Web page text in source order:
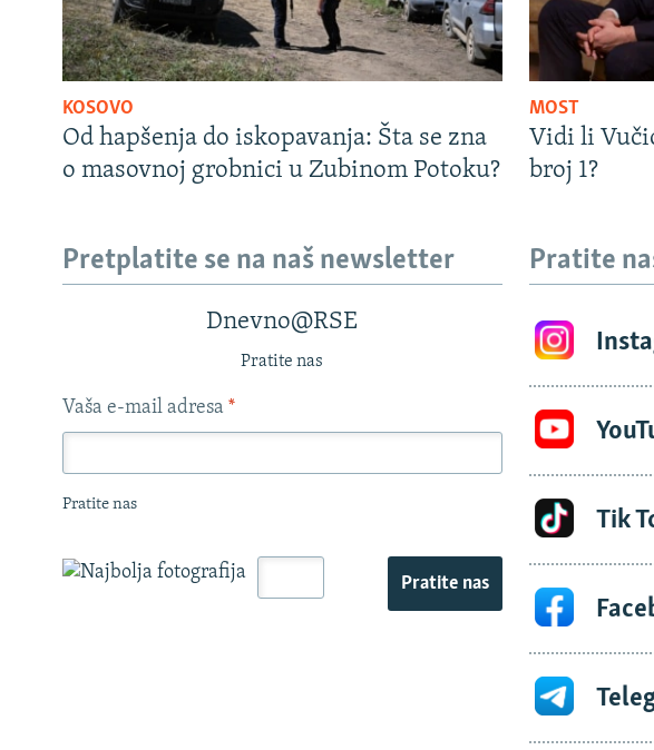
KOSOVO
Od hapšenja do iskopavanja: Šta se zna
o masovnoj grobnici u Zubinom Potoku?
MOST
Vidi li
broj 1?
Pretplatite se na naš newsletter
Dnevno@RSE
Pratite nas
Vaša e-mail adresa *
Pratite nas
Pratite nas
Pratite
Tik